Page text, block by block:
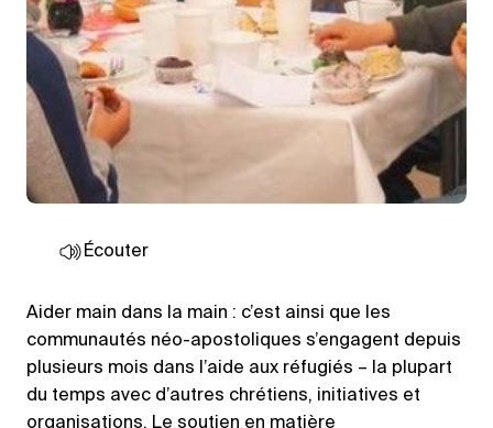
Écouter
Aider main dans la main : c’est ainsi que les
communautés néo-apostoliques s’engagent depuis
plusieurs mois dans l’aide aux réfugiés – la plupart
du temps avec d’autres chrétiens, initiatives et
organisations. Le soutien en matière